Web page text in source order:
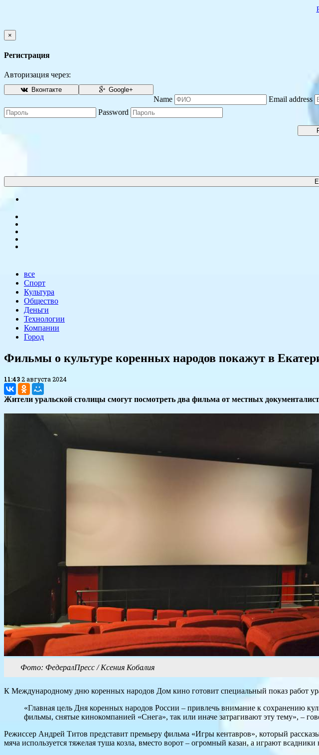
×
Регистрация
Авторизация через:
Вконтакте Google+
Name Email address
Password
все
Спорт
Культура
Общество
Деньги
Технологии
Компании
Город
Фильмы о культуре коренных народов покажут в
11:432 августа 2024
Жители уральской столицы смогут посмотреть два фильма от местных
Фото: ФедералПресс / Ксения Кобалия
К Международному дню коренных народов Дом кино готовит специальный показ работ
«Главная цель Дня коренных народов России – привлечь внимание к сохранению
фильмы, снятые кинокомпанией «Снега», так или иначе затрагивают эту тему», –
Режиссер Андрей Титов представит премьеру фильма «Игры кентавров», который
мяча используется тяжелая туша козла, вместо ворот – огромный казан, а играют